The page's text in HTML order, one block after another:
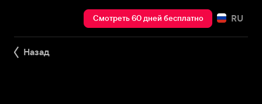
Смотреть 60 дней бесплатно RU
Назад